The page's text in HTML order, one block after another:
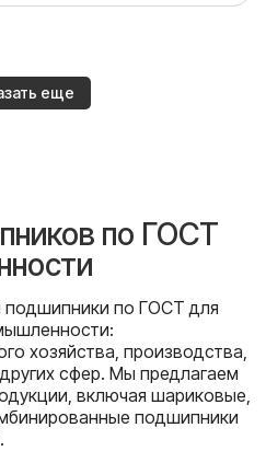
еще
по ГОСТ
подшипники по ГОСТ для
хозяйства, производства,
сфер. Мы предлагаем
включая шариковые,
подшипники